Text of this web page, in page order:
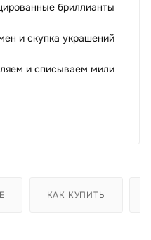
бриллианты
и скупка украшений
и списываем мили
КАК КУПИТЬ